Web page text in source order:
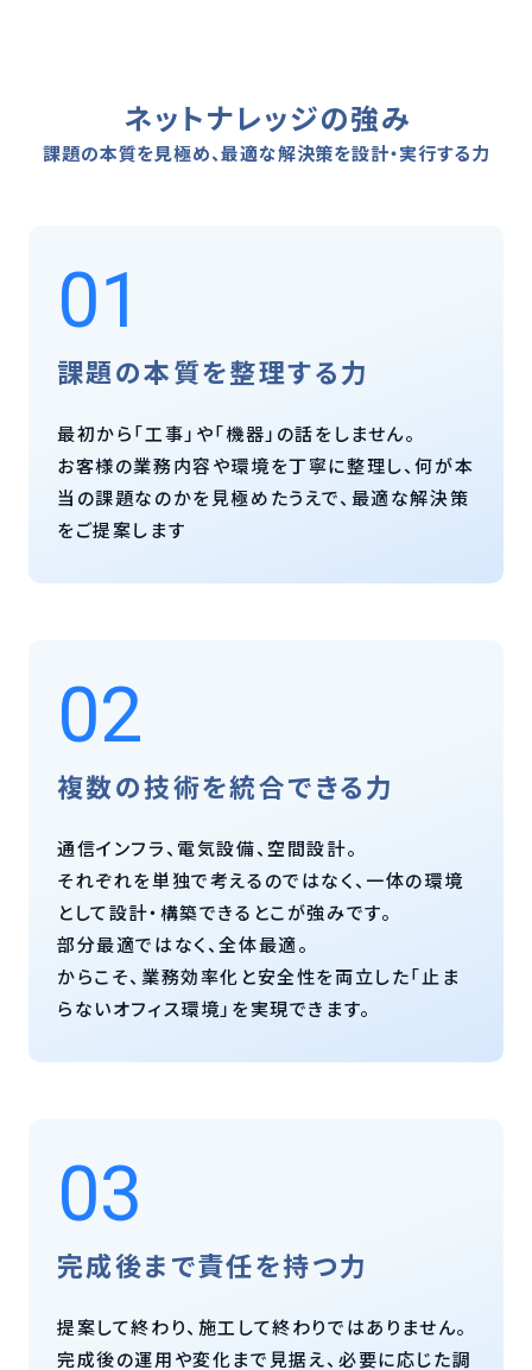
ネットナレッジの強み
課題の本質を見極め、最適な解決策を設計・実行する力
01
課題の本質を整理する力
最初から「工事」や「機器」の話をしません。
お客様の業務内容や環境を丁寧に整理し、何が本
当の課題なのかを見極めたうえで、最適な解決策
をご提案します
02
複数の技術を統合できる力
通信インフラ、電気設備、空間設計。
それぞれを単独で考えるのではなく、一体の環境
として設計・構築できるとこが強みです。
部分最適ではなく、全体最適。
からこそ、業務効率化と安全性を両立した「止ま
らないオフィス環境」を実現できます。
03
完成後まで責任を持つ力
提案して終わり、施工して終わりではありません。
完成後の運用や変化まで見据え、必要に応じた調